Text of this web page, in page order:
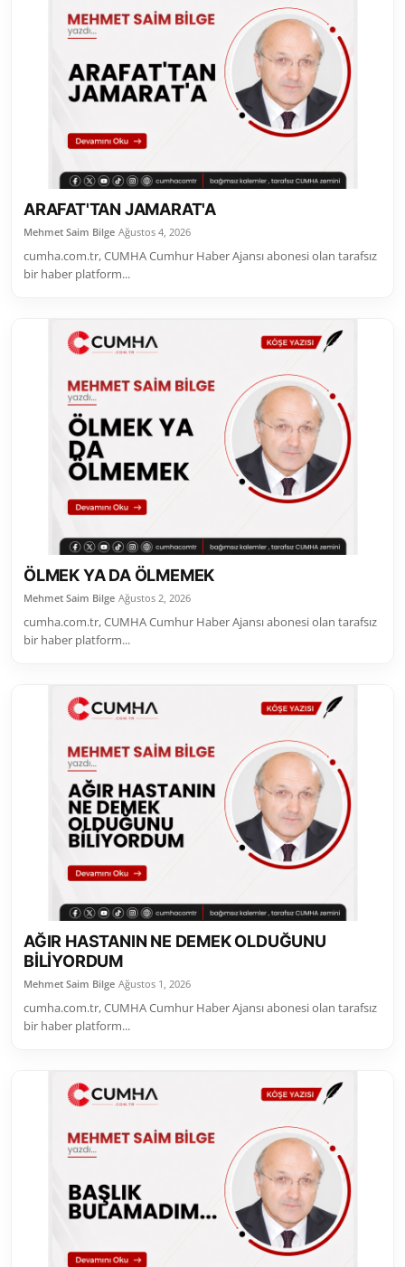
ARAFAT'TAN JAMARAT'A
Mehmet Saim Bilge Ağustos 4, 2026
cumha.com.tr, CUMHA Cumhur Haber Ajansı abonesi olan tarafsız
bir haber platform...
ÖLMEK YA DA ÖLMEMEK
Mehmet Saim Bilge Ağustos 2, 2026
cumha.com.tr, CUMHA Cumhur Haber Ajansı abonesi olan tarafsız
bir haber platform...
AĞIR HASTANIN NE DEMEK OLDUĞUNU
BİLİYORDUM
Mehmet Saim Bilge Ağustos 1, 2026
cumha.com.tr, CUMHA Cumhur Haber Ajansı abonesi olan tarafsız
bir haber platform...